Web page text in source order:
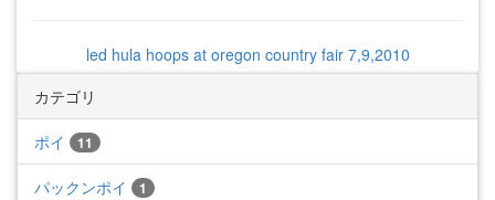
led hula hoops at oregon country fair 7,9,2010
カテゴリ
ポイ 11
パックンポイ 1